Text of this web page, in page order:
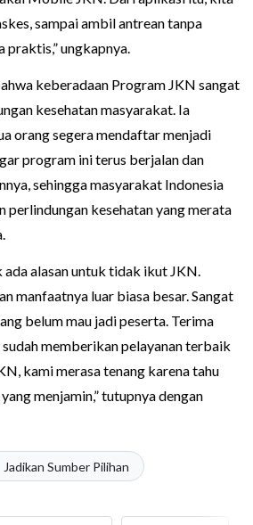
sampai ambil antrean tanpa
praktis,” ungkapnya.
keberadaan Program JKN sangat
kesehatan masyarakat. Ia
orang segera mendaftar menjadi
program ini terus berjalan dan
sehingga masyarakat Indonesia
perlindungan kesehatan yang merata
ada alasan untuk tidak ikut JKN.
manfaatnya luar biasa besar. Sangat
belum mau jadi peserta. Terima
sudah memberikan pelayanan terbaik
kami merasa tenang karena tahu
menjamin,” tutupnya dengan
Jadikan Sumber Pilihan